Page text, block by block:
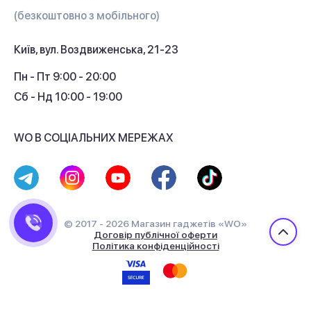
Кешбек
(безкоштовно з мобільного)
Київ, вул. Воздвиженська, 21-23
Пн - Пт 9:00 - 20:00
Сб - Нд 10:00 - 19:00
WO В СОЦІАЛЬНИХ МЕРЕЖАХ
© 2017 - 2026 Магазин гаджетів «WO»
Договір публічної оферти
Політика конфіденційності